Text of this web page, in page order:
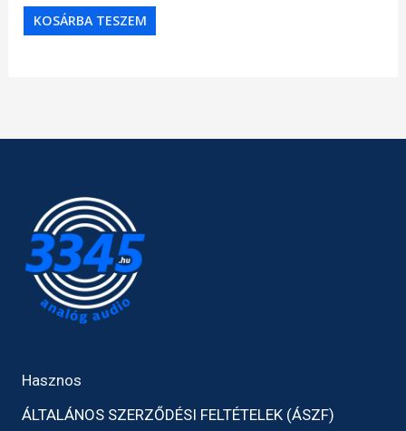
KOSÁRBA TESZEM
Hasznos
ÁLTALÁNOS SZERZŐDÉSI FELTÉTELEK (ÁSZF)